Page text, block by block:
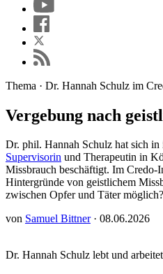
Thema · Dr. Hannah Schulz im
Vergebung nach
Dr. phil. Hannah Schulz hat sich in
Supervisorin und Therapeutin in
Missbrauch beschäftigt. Im Credo-
Hintergründe von geistlichem
zwischen Opfer und Täter möglich?
von Samuel Bittner· 08.06.2026
Dr. Hannah Schulz lebt und